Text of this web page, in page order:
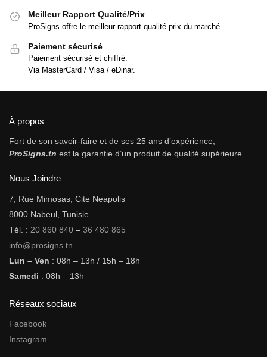
Meilleur Rapport Qualité/Prix
ProSigns offre le meilleur rapport qualité prix du marché.
Paiement sécurisé
Paiement sécurisé et chiffré.
Via MasterCard / Visa / eDinar.
À propos
Fort de son savoir-faire et de ses 25 ans d’expérience,
ProSigns.tn est la garantie d’un produit de qualité supérieure.
Nous Joindre
7, Rue Mimosas, Cite Neapolis
8000 Nabeul, Tunisie
Tél. : 20 860 840 – 36 480 865
info@prosigns.tn
Lun – Ven : 08h – 13h / 15h – 18h
Samedi : 08h – 13h
Réseaux sociaux
Facebook
Instagram